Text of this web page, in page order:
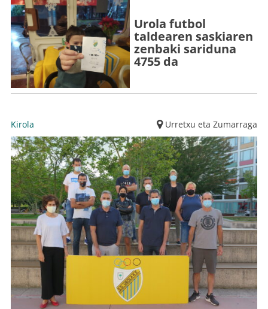
Urola futbol
taldearen saskiaren
zenbaki sariduna
4755 da
Kirola Urretxu eta Zumarraga